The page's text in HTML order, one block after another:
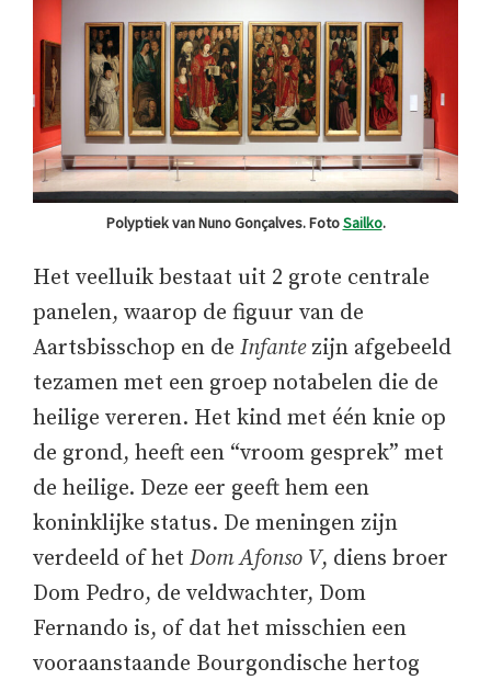
Polyptiek van Nuno Gonçalves. FotoSailko.
Het veelluik bestaat uit 2 grote centrale
panelen, waarop de figuur van de
Aartsbisschop en de Infantezijn afgebeeld
tezamen met een groep notabelen die de
heilige vereren. Het kind met één knie op
de grond, heeft een “vroom gesprek” met
de heilige. Deze eer geeft hem een
koninklijke status. De meningen zijn
verdeeld of het Dom Afonso V, diens broer
Dom Pedro, de veldwachter, Dom
Fernando is, of dat het misschien een
vooraanstaande Bourgondische hertog